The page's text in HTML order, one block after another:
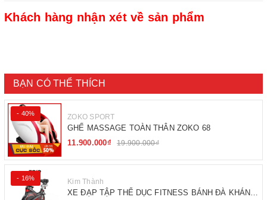
Khách hàng nhận xét về sản phẩm
BẠN CÓ THỂ THÍCH
- 40% ZOKO SPORT
GHẾ MASSAGE TOÀN THÂN ZOKO 68
11.900.000₫
19.900.000₫
- 16% Kim Thành
XE ĐẠP TẬP THỂ DỤC FITNESS BÁNH ĐÀ KHÁNG